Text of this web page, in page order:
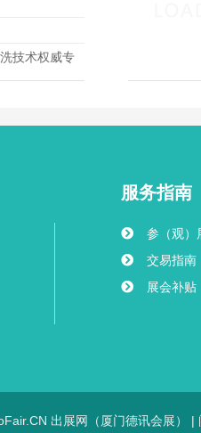
技术权威专
服务指南
参（观）
交易指南
展会补贴
出展网（厦门德讯会展） |